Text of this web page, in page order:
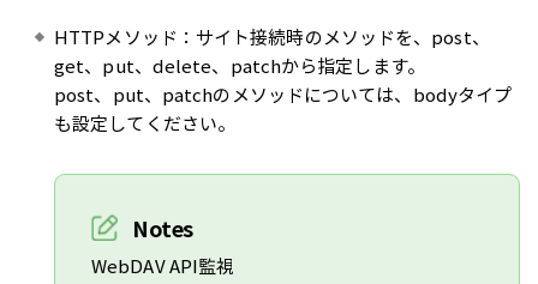
HTTPメソッド：サイト接続時のメソッドを、post、
get、put、delete、patchから指定します。
post、put、patchのメソッドについては、bodyタイプ
も設定してください。
Notes
WebDAV API監視